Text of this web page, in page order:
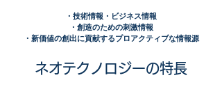
・技術情報・ビジネス情報
・創造のための刺激情報
・新価値の創出に貢献するプロアクティブな情報源
ネオテクノロジーの特長